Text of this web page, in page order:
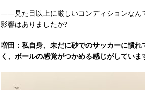
――見た目以上に厳しいコンディションなん
影響はありましたか?
増田：私自身、未だに砂でのサッカーに慣
く、ボールの感覚がつかめる感じがしていま